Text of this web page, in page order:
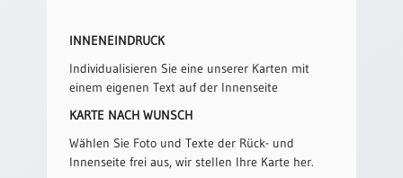
Eheschliessung
Hochzeitsjubiläum
Urkunden
INNENEINDRUCK
Individualisieren Sie eine unserer Karten mit
einem eigenen Text auf der Innenseite
KARTE NACH WUNSCH
Wählen Sie Foto und Texte der Rück- und
Innenseite frei aus, wir stellen Ihre Karte her.